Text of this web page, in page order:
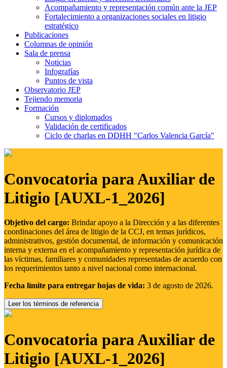
Acompañamiento y representación común ante la JEP
Fortalecimiento a organizaciones sociales en litigio
estratégico
Publicaciones
Columnas de opinión
Sala de prensa
Noticias
Infografías
Puntos de vista
Observatorio JEP
Tejiendo memoria
Formación
Cursos y diplomados
Validación de certificados
Ciclo de charlas en DDHH "Carlos Valencia García"
Convocatoria para Auxiliar de
Litigio [AUXL-1_2026]
Objetivo del cargo: Brindar apoyo a la Dirección y a las diferentes
coordinaciones del área de litigio de la CCJ, en temas jurídicos,
administrativos, gestión documental, de información y comunicación
interna y externa en el acompañamiento y representación jurídica de
las víctimas, familiares y comunidades representadas de acuerdo con
los requerimientos tanto a nivel nacional como internacional.
Fecha límite para entregar hojas de vida: 3 de agosto de 2026.
Leer los términos de referencia
Convocatoria para Auxiliar de
Litigio [AUXL-1_2026]